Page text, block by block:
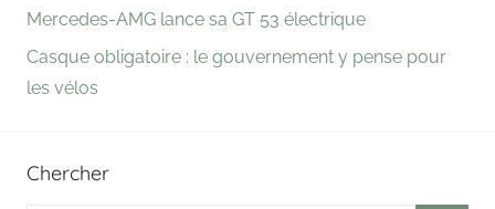
Mercedes-AMG lance sa GT 53 électrique
Casque obligatoire : le gouvernement y pense pour
les vélos
Chercher